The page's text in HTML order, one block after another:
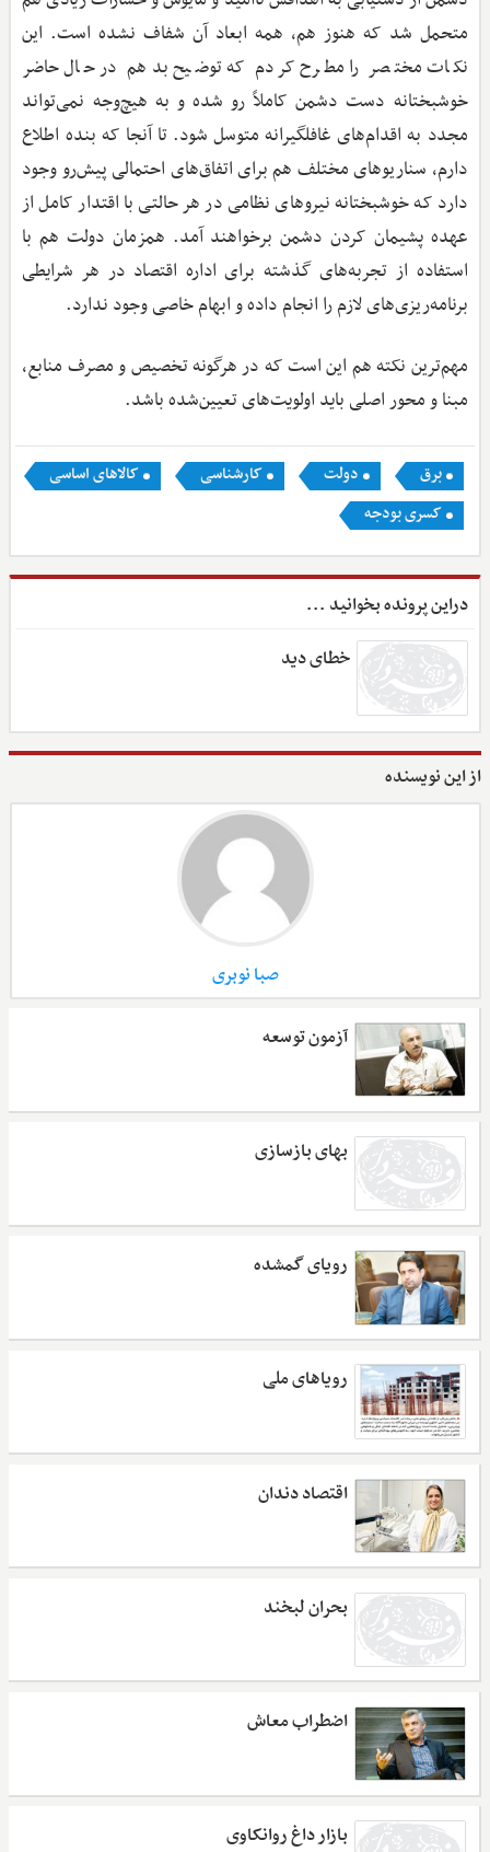
متحمل شد که هنوز هم، همه ابعاد آن شفاف نشده است. این
نکات مختصر را مطرح کردم که توضیح بدهم در حال حاضر
خوشبختانه دست دشمن کاملاً رو شده و به هیچ‌وجه نمی‌تواند
مجدد به اقدام‌های غافلگیرانه متوسل شود. تا آنجا که بنده اطلاع
دارم، سناریوهای مختلف هم برای اتفاق‌های احتمالی پیش‌رو وجود
دارد که خوشبختانه نیروهای نظامی در هر حالتی با اقتدار کامل از
عهده پشیمان کردن دشمن برخواهند آمد. همزمان دولت هم با
استفاده از تجربه‌های گذشته برای اداره اقتصاد در هر شرایطی
برنامه‌ریزی‌های لازم را انجام داده و ابهام خاصی وجود ندارد.
مهم‌ترین نکته هم این است که در هرگونه تخصیص و مصرف منابع،
مبنا و محور اصلی باید اولویت‌های تعیین‌شده باشد.
برق دولت کارشناسی
کالاهای اساسی
کسری بودجه
دراین پرونده بخوانید ...
خطای دید
از این نویسنده
صبا نوبری
آزمون توسعه
بهای بازسازی
رویای گمشده
رویاهای ملی
اقتصاد دندان
بحران لبخند
اضطراب معاش
بازار داغ روانکاوی